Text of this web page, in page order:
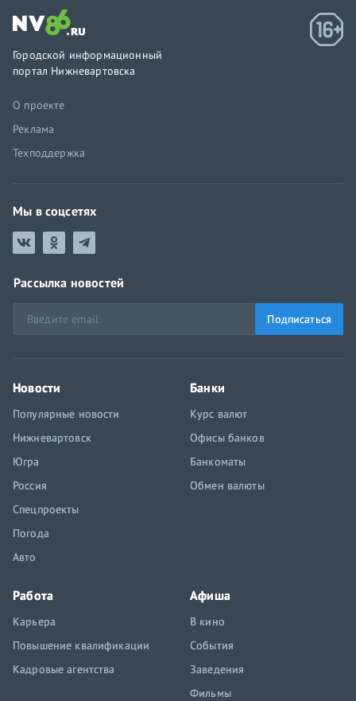
Городской информационный
портал Нижневартовска
О проекте
Реклама
Техподдержка
Мы в соцсетях
Рассылка новостей
Подписаться
Новости
Популярные новости
Нижневартовск
Югра
Россия
Спецпроекты
Погода
Авто
Банки
Курс валют
Офисы банков
Банкоматы
Обмен валюты
Работа
Карьера
Повышение квалификации
Кадровые агентства
Афиша
В кино
События
Заведения
Фильмы